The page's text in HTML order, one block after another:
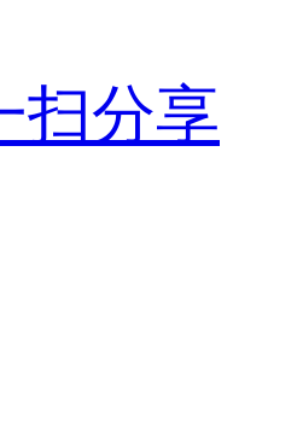
扫分享